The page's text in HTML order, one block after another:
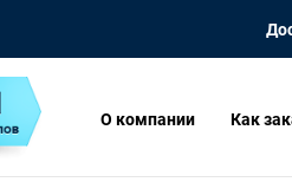
О компании Как